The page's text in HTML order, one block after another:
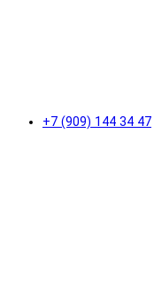
+7 (909) 144 34 47